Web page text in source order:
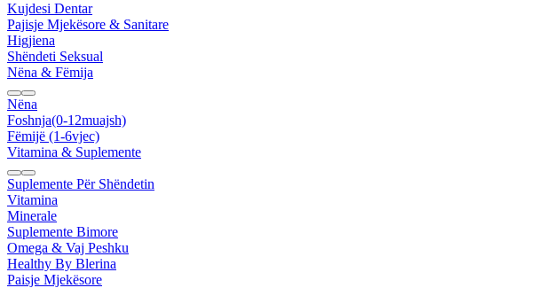
Kujdesi Dentar
Pajisje Mjekësore & Sanitare
Higjiena
Shëndeti Seksual
Nëna & Fëmija
Nëna
Foshnja(0-12muajsh)
Fëmijë (1-6vjec)
Vitamina & Suplemente
Suplemente Për Shëndetin
Vitamina
Minerale
Suplemente Bimore
Omega & Vaj Peshku
Healthy By Blerina
Paisje Mjekësore